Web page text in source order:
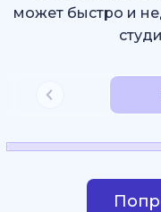
может быстро и